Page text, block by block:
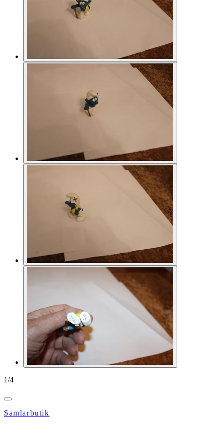
1/4
Samlarbutik